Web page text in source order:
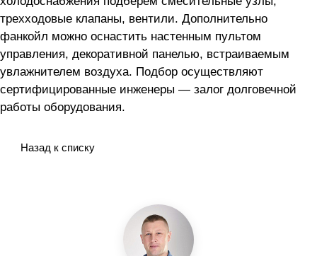
трехходовые клапаны, вентили. Дополнительно
фанкойл можно оснастить настенным пультом
управления, декоративной панелью, встраиваемым
увлажнителем воздуха. Подбор осуществляют
сертифицированные инженеры — залог долговечной
работы оборудования.
Назад к списку